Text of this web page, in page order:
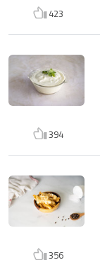
423
394
356